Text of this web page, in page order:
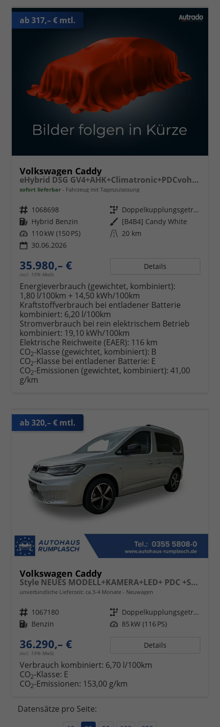
ab 317,– € mtl.
Volkswagen Caddy
eHybrid DSG GV4+AHK+Climatronic+PDCvohi+Cam+Regensens.+AppConnect
sofort lieferbar Fahrzeug mit Tageszulassung
Fahrzeugnr. 1068698 Getriebe
Doppelkupplungsgetriebe (DSG)
Kraftstoff Hybrid Benzin Außenfarbe [B4B4] Candy White
Leistung 110 kW (150 PS) Kilometerstand 20 km
30.06.2026
35.980,– €
incl. 19% MwSt.
Details
Energieverbrauch (gewichtet, kombiniert):
1,80 l/100km + 14,50 kWh/100km
Kraftstoffverbrauch bei entladener Batterie
kombiniert: 6,20 l/100km
Stromverbrauch bei rein elektrischem Betrieb
kombiniert: 19,10 kWh/100km
Elektrische Reichweite (EAER): 116 km
CO2-Klasse (gewichtet, kombiniert): B
CO2-Klasse bei entladener Batterie: E
CO2-Emissionen (gewichtet, kombiniert): 41,00
g/km
ab 320,– € mtl.
Volkswagen Caddy
Style NEUES MODELL+KAMERA+LED+ PDC +SHZ+ 17 LM
unverbindliche Lieferzeit: ca.3-4 Monate Neuwagen
Fahrzeugnr. 1067180 Getriebe
Doppelkupplungsgetriebe (DSG)
Kraftstoff Benzin Leistung 85 kW (116 PS)
36.290,– €
incl. 19% MwSt.
Details
Verbrauch kombiniert: 6,70 l/100km
CO2-Klasse: E
CO2-Emissionen: 153,00 g/km
Datensätze pro Seite: